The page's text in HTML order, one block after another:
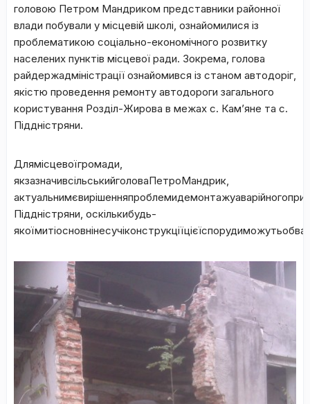
головою Петром Мандриком представники районної
влади побували у місцевій школі, ознайомилися із
проблематикою соціально-економічного розвитку
населених пунктів місцевої ради. Зокрема, голова
райдержадміністрації ознайомився із станом автодоріг,
якістю проведення ремонту автодороги загального
користування Розділ-Жирова в межах с. Кам’яне та с.
Піддністряни.
Длямісцевоїгромади,
якзазначивсільськийголоваПетроМандрик,
Піддністряни, оскількибудь-